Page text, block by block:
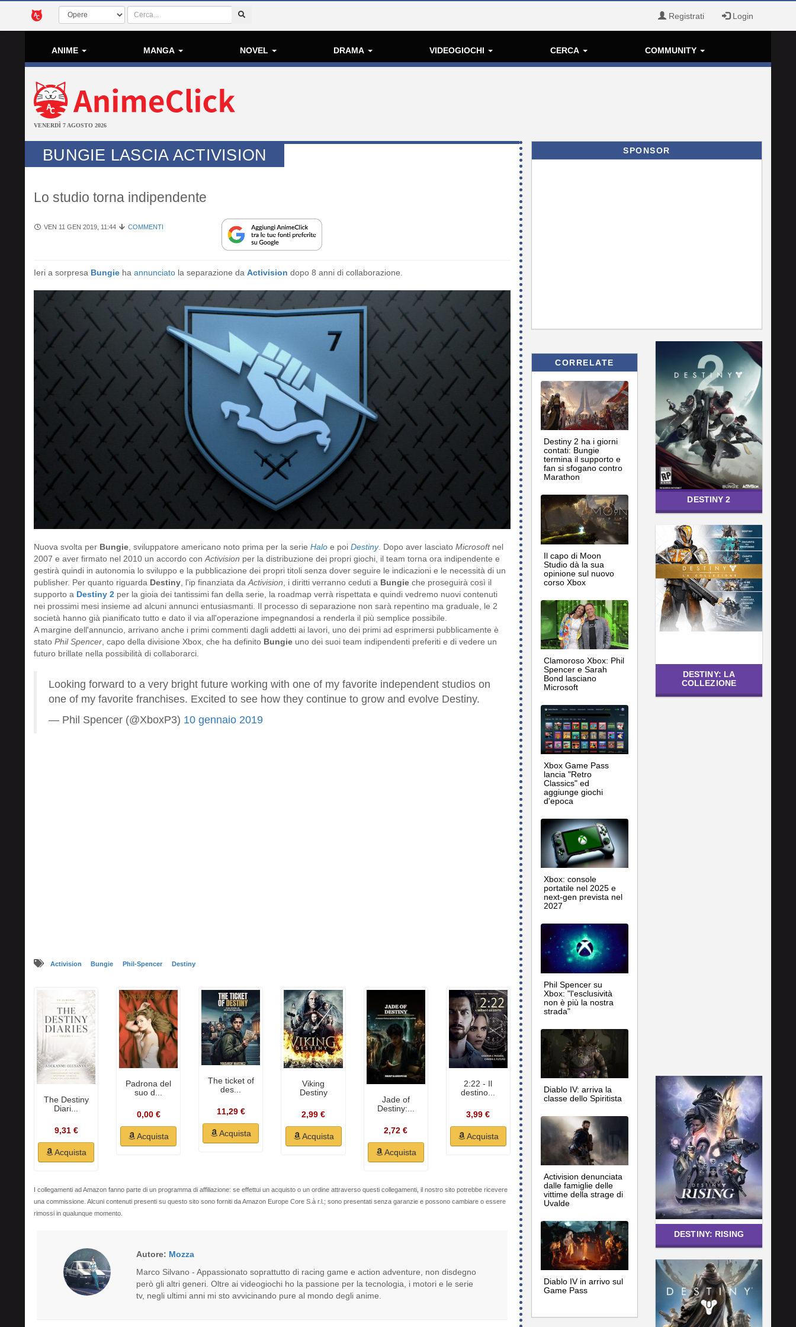
Registrati Login
ANIME MANGA NOVEL DRAMA VIDEOGIOCHI CERCA COMMUNITY
VENERDÌ 7 AGOSTO 2026
BUNGIE LASCIA ACTIVISION
Lo studio torna indipendente
VEN 11 GEN 2019, 11:44 COMMENTI
Ieri a sorpresa Bungie ha annunciato la separazione da Activision dopo 8 anni di collaborazione.
Nuova svolta per Bungie, sviluppatore americano noto prima per la serie Halo e poi Destiny. Dopo aver lasciato Microsoftnel
2007 e aver firmato nel 2010 un accordo conActivision per la distribuzione dei propri giochi, il team torna ora indipendente e
gestirà quindi in autonomia lo sviluppo e la pubblicazione dei propri titoli senza dover seguire le indicazioni e le necessità di un
publisher. Per quanto riguarda Destiny, l'ip finanziata daActivision, i diritti verranno ceduti a Bungie che proseguirà così il
supporto a Destiny 2 per la gioia dei tantissimi fan della serie, la roadmap verrà rispettata e quindi vedremo nuovi contenuti
nei prossimi mesi insieme ad alcuni annunci entusiasmanti. Il processo di separazione non sarà repentino ma graduale, le 2
società hanno già pianificato tutto e dato il via all'operazione impegnandosi a renderla il più semplice possibile.
A margine dell'annuncio, arrivano anche i primi commenti dagli addetti ai lavori, uno dei primi ad esprimersi pubblicamente è
stato Phil Spencer, capo della divisione Xbox, che ha definito Bungie uno dei suoi team indipendenti preferiti e di vedere un
futuro brillate nella possibilità di collaborarci.
Looking forward to a very bright future working with one of my favorite independent studios on
one of my favorite franchises. Excited to see how they continue to grow and evolve Destiny.
— Phil Spencer (@XboxP3) 10 gennaio 2019
Activision Bungie Phil-Spencer Destiny
The Destiny
Diari...
9,31 €
Acquista
Padrona del
suo d...
0,00 €
Acquista
The ticket of
des...
11,29 €
Acquista
Viking
Destiny
2,99 €
Acquista
Jade of
Destiny:...
2,72 €
Acquista
2:22 - Il
destino...
3,99 €
Acquista
I collegamenti ad Amazon fanno parte di un programma di affiliazione: se effettui un acquisto o un ordine attraverso questi collegamenti, il nostro sito potrebbe ricevere
una commissione. Alcuni contenuti presenti su questo sito sono forniti da Amazon Europe Core S.à r.l.; sono presentati senza garanzie e possono cambiare o essere
rimossi in qualunque momento.
Autore: Mozza
Marco Silvano - Appassionato soprattutto di racing game e action adventure, non disdegno
però gli altri generi. Oltre ai videogiochi ho la passione per la tecnologia, i motori e le serie
tv, negli ultimi anni mi sto avvicinando pure al mondo degli anime.
SPONSOR
CORRELATE
Destiny 2 ha i giorni
contati: Bungie
termina il supporto e
fan si sfogano contro
Marathon
Il capo di Moon
Studio dà la sua
opinione sul nuovo
corso Xbox
Clamoroso Xbox: Phil
Spencer e Sarah
Bond lasciano
Microsoft
Xbox Game Pass
lancia "Retro
Classics" ed
aggiunge giochi
d'epoca
Xbox: console
portatile nel 2025 e
next-gen prevista nel
2027
Phil Spencer su
Xbox: "l'esclusività
non è più la nostra
strada"
Diablo IV: arriva la
classe dello Spiritista
Activision denunciata
dalle famiglie delle
vittime della strage di
Uvalde
Diablo IV in arrivo sul
Game Pass
DESTINY 2
DESTINY: LA
COLLEZIONE
DESTINY: RISING